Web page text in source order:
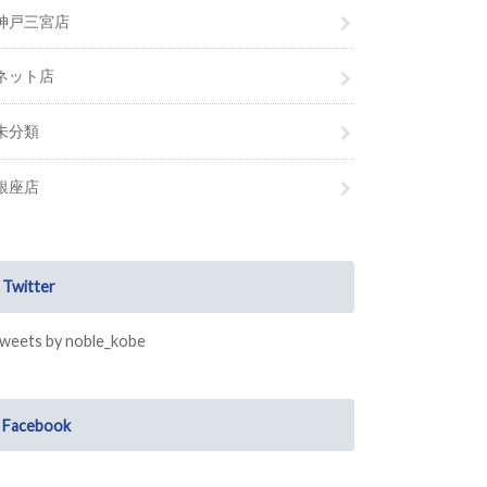
戸三宮店
ット店
分類
座店
Twitter
by noble_kobe
Facebook